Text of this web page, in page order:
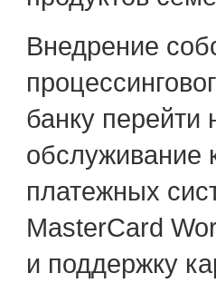
Внедрение
банку перейти
обслуживание
платежных
MasterCard
и поддержку